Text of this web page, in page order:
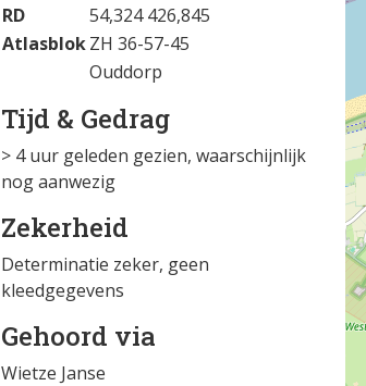
RD
54,324 426,845
AtlasblokZH 36-57-45
Ouddorp
Tijd & Gedrag
> 4 uur geleden gezien, waarschijnlijk
nog aanwezig
Zekerheid
Determinatie zeker, geen
kleedgegevens
Gehoord via
Wietze Janse